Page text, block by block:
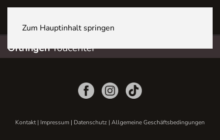
Zum Hauptinhalt springen
OftringenYoucenter
Kontakt| Impressum | Datenschutz | Allgemeine Geschäftsbedingungen